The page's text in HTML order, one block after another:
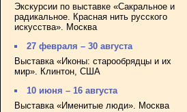
Экскурсии по выставке «Сакральное и
радикальное. Красная нить русского
искусства». Москва
27 февраля – 30 августа
Выставка «Иконы: старообрядцы и их
мир». Клинтон, США
10 июня – 16 августа
Выставка «Именитые люди». Москва